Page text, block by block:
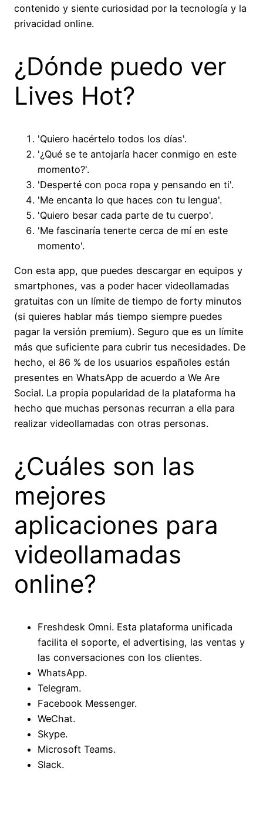
contenido y siente curiosidad por la tecnología y la
privacidad online.
¿Dónde puedo ver
Lives Hot?
'Quiero hacértelo todos los días'.
'¿Qué se te antojaría hacer conmigo en este
momento?'.
'Desperté con poca ropa y pensando en ti'.
'Me encanta lo que haces con tu lengua'.
'Quiero besar cada parte de tu cuerpo'.
'Me fascinaría tenerte cerca de mí en este
momento'.
Con esta app, que puedes descargar en equipos y
smartphones, vas a poder hacer videollamadas
gratuitas con un límite de tiempo de forty minutos
(si quieres hablar más tiempo siempre puedes
pagar la versión premium). Seguro que es un límite
más que suficiente para cubrir tus necesidades. De
hecho, el 86 % de los usuarios españoles están
presentes en WhatsApp de acuerdo a We Are
Social. La propia popularidad de la plataforma ha
hecho que muchas personas recurran a ella para
realizar videollamadas con otras personas.
¿Cuáles son las
mejores
aplicaciones para
videollamadas
online?
Freshdesk Omni. Esta plataforma unificada
facilita el soporte, el advertising, las ventas y
las conversaciones con los clientes.
WhatsApp.
Telegram.
Facebook Messenger.
WeChat.
Skype.
Microsoft Teams.
Slack.